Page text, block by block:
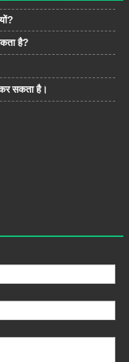
है?
सकता है।